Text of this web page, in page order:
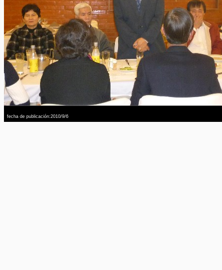
fecha de publicación:2010/9/6